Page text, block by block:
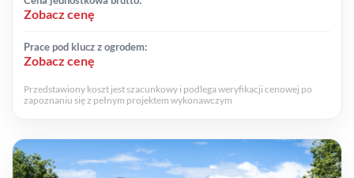
Zobacz cenę
Prace pod klucz z ogrodem:
Zobacz cenę
Przedstawiony koszt jest szacunkowy i podlega weryfikacji cenowej po
zapoznaniu się z pełnym projektem wykonawczym